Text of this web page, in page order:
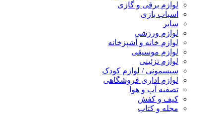
لوازم برقی و گازی
اسباب بازی
سایر
لوازم ورزشی
لوازم خانه و آشپزخانه
لوازم موسیقی
لوازم تزئینی
سیسمونی / لوازم کودک
لوازم اداری فروشگاهی
تصفیه آب و هوا
کیف و کفش
مجله و کتاب